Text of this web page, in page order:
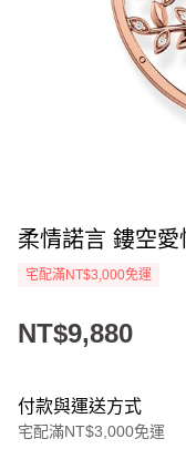
柔情諾言 鏤空
宅配滿NT$3,000免運
NT$9,880
付款與運送方式
宅配滿NT$3,000免運